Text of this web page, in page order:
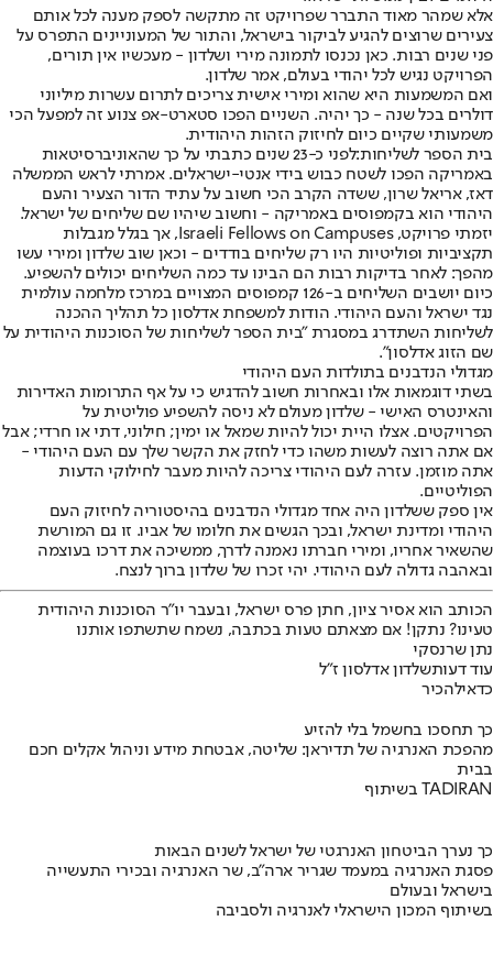
אלא שמהר מאוד התברר שפרויקט זה מתקשה לספק מענה לכל אותם
צעירים שרוצים להגיע לביקור בישראל, והתור של המעוניינים התפרס על
פני שנים רבות. כאן נכנסו לתמונה מירי ושלדון - מעכשיו אין תורים,
הפרויקט נגיש לכל יהודי בעולם, אמר שלדון.
ואם המשמעות היא שהוא ומירי אישית צריכים לתרום עשרות מיליוני
דולרים בכל שנה - כך יהיה. השניים הפכו סטארט-אפ צנוע זה למפעל הכי
משמעותי שקיים כיום לחיזוק הזהות היהודית.
בית הספר לשליחות:
לפני כ-23 שנים כתבתי על כך שהאוניברסיטאות
באמריקה הפכו לשטח כבוש בידי אנטי-ישראלים. אמרתי לראש הממשלה
דאז, אריאל שרון, ששדה הקרב הכי חשוב על עתיד הדור הצעיר והעם
היהודי הוא בקמפוסים באמריקה - וחשוב שיהיו שם שליחים של ישראל.
יזמתי פרויקט, Israeli Fellows on Campuses, אך בגלל מגבלות
תקציביות ופוליטיות היו רק שליחים בודדים - וכאן שוב שלדון ומירי עשו
מהפך: לאחר בדיקות רבות הם הבינו עד כמה השליחים יכולים להשפיע.
כיום יושבים השליחים ב-126 קמפוסים המצויים במרכז מלחמה עולמית
נגד ישראל והעם היהודי. הודות למשפחת אדלסון כל תהליך ההכנה
לשליחות השתדרג במסגרת "בית הספר לשליחות של הסוכנות היהודית על
שם הזוג אדלסון".
מגדולי הנדבנים בתולדות העם היהודי
בשתי דוגמאות אלו ובאחרות חשוב להדגיש כי על אף התרומות האדירות
והאינטרס האישי - שלדון מעולם לא ניסה להשפיע פוליטית על
הפרויקטים. אצלו היית יכול להיות שמאל או ימין; חילוני, דתי או חרדי; אבל
אם אתה רוצה לעשות משהו כדי לחזק את הקשר שלך עם העם היהודי -
אתה מוזמן. עזרה לעם היהודי צריכה להיות מעבר לחילוקי הדעות
הפוליטיים.
אין ספק ששלדון היה אחד מגדולי הנדבנים בהיסטוריה לחיזוק העם
היהודי ומדינת ישראל, ובכך הגשים את חלומו של אביו. זו גם המורשת
שהשאיר אחריו, ומירי חברתו נאמנה לדרך, ממשיכה את דרכו בעוצמה
ובאהבה גדולה לעם היהודי. יהי זכרו של שלדון ברוך לנצח.
הכותב הוא אסיר ציון, חתן פרס ישראל, ובעבר יו"ר הסוכנות היהודית
טעינו? נתקן! אם מצאתם טעות בכתבה, נשמח שתשתפו אותנו
נתן שרנסקי
עוד דעותשלדון אדלסון ז"ל
כדאילהכיר
כך תחסכו בחשמל בלי להזיע
מהפכת האנרגיה של תדיראן: שליטה, אבטחת מידע וניהול אקלים חכם
בבית
בשיתוף TADIRAN
כך נערך הביטחון האנרגטי של ישראל לשנים הבאות
פסגת האנרגיה במעמד שגריר ארה"ב, שר האנרגיה ובכירי התעשייה
בישראל ובעולם
בשיתוף המכון הישראלי לאנרגיה ולסביבה